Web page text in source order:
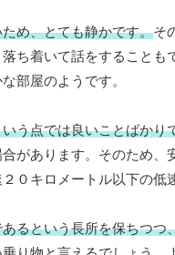
め、とても静かです。そ
ち着いて話をすること
部屋のようです。
う点では良いことばかり
があります。そのため
０キロメートル以下の低
るという長所を保ちつつ